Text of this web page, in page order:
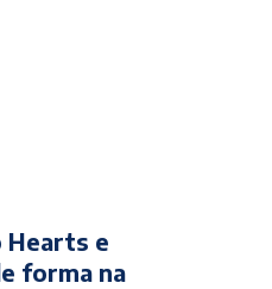
Hearts e
forma na